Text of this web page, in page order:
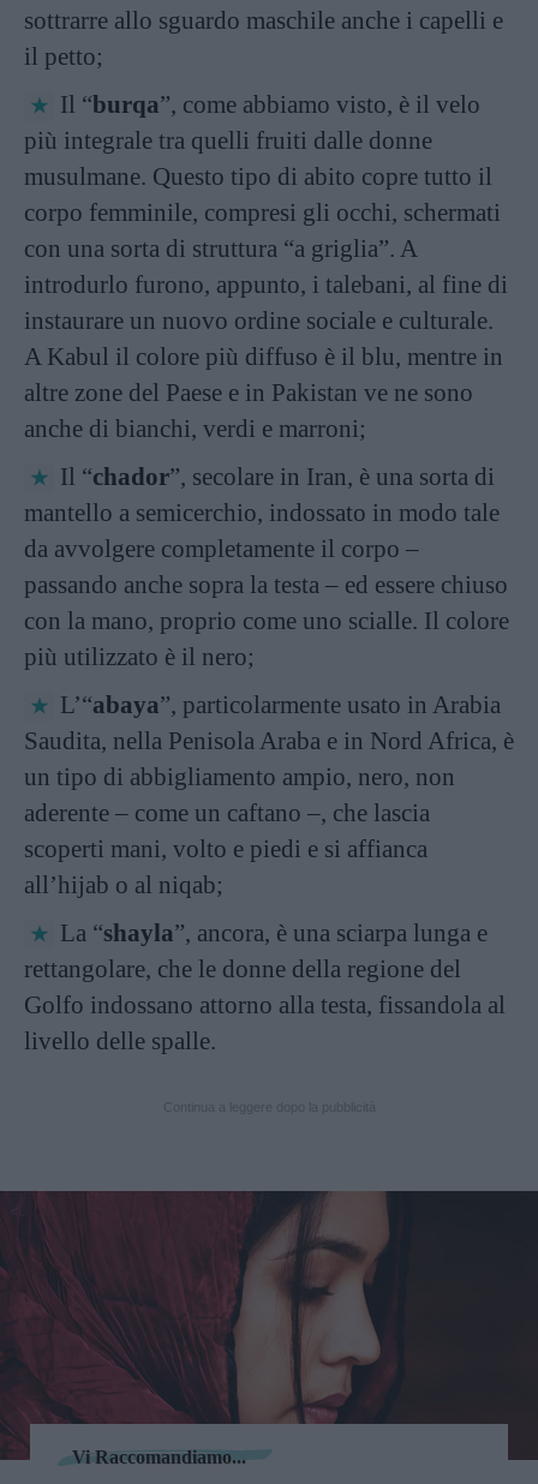
sottrarre allo sguardo maschile anche i capelli e
il petto;
Il “burqa”, come abbiamo visto, è il velo
più integrale tra quelli fruiti dalle donne
musulmane. Questo tipo di abito copre tutto il
corpo femminile, compresi gli occhi, schermati
con una sorta di struttura “a griglia”. A
introdurlo furono, appunto, i talebani, al fine di
instaurare un nuovo ordine sociale e culturale.
A Kabul il colore più diffuso è il blu, mentre in
altre zone del Paese e in Pakistan ve ne sono
anche di bianchi, verdi e marroni;
Il “chador”, secolare in Iran, è una sorta di
mantello a semicerchio, indossato in modo tale
da avvolgere completamente il corpo –
passando anche sopra la testa – ed essere chiuso
con la mano, proprio come uno scialle. Il colore
più utilizzato è il nero;
L’“abaya”, particolarmente usato in Arabia
Saudita, nella Penisola Araba e in Nord Africa, è
un tipo di abbigliamento ampio, nero, non
aderente – come un caftano –, che lascia
scoperti mani, volto e piedi e si affianca
all’hijab o al niqab;
La “shayla”, ancora, è una sciarpa lunga e
rettangolare, che le donne della regione del
Golfo indossano attorno alla testa, fissandola al
livello delle spalle.
Vi Raccomandiamo...